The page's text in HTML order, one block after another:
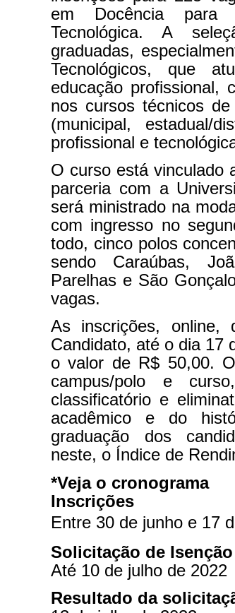
em Docência para
Tecnológica. A
graduadas,
Tecnológicos, que
educação profissional,
nos cursos técnicos
(municipal, estadual/
profissional e
O curso está vinculado
parceria com a
será ministrado na
com ingresso no
todo, cinco polos
sendo Caraúbas,
Parelhas e São
vagas.
As inscrições,
Candidato, até o dia 17
o valor de R$ 50,00.
campus/polo e
classificatório e
acadêmico e do
graduação dos
neste, o Índice de
*Veja o cronograma
Inscrições
Entre 30 de junho e 17
Solicitação de Isenção
Até 10 de julho de 2022
Resultado da